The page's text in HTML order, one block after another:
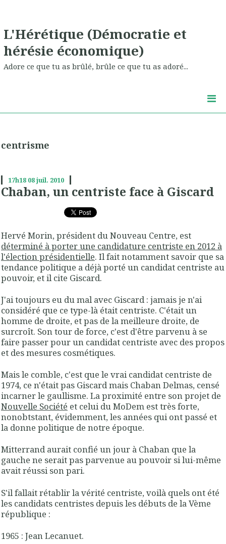
L'Hérétique (Démocratie et
hérésie économique)
Adore ce que tu as brûlé, brûle ce que tu as adoré...
centrisme
17h18 08juil. 2010
Chaban, un centriste face à Giscard
Hervé Morin, président du Nouveau Centre, est
déterminé à porter une candidature centriste en 2012 à
l'élection présidentielle. Il fait notamment savoir que sa
tendance politique a déjà porté un candidat centriste au
pouvoir, et il cite Giscard.
J'ai toujours eu du mal avec Giscard : jamais je n'ai
considéré que ce type-là était centriste. C'était un
homme de droite, et pas de la meilleure droite, de
surcroît. Son tour de force, c'est d'être parvenu à se
faire passer pour un candidat centriste avec des propos
et des mesures cosmétiques.
Mais le comble, c'est que le vrai candidat centriste de
1974, ce n'était pas Giscard mais Chaban Delmas, censé
incarner le gaullisme. La proximité entre son projet de
Nouvelle Société et celui du MoDem est très forte,
nonobtstant, évidemment, les années qui ont passé et
la donne politique de notre époque.
Mitterrand aurait confié un jour à Chaban que la
gauche ne serait pas parvenue au pouvoir si lui-même
avait réussi son pari.
S'il fallait rétablir la vérité centriste, voilà quels ont été
les candidats centristes depuis les débuts de la Vème
république :
1965 : Jean Lecanuet.